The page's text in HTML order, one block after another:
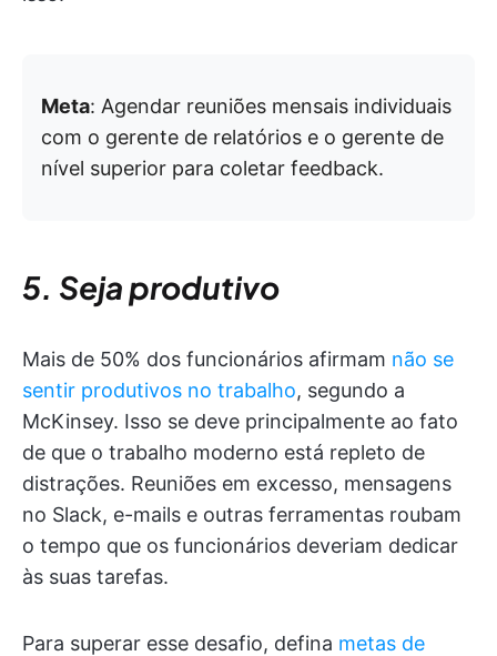
Meta: Agendar reuniões mensais individuais
com o gerente de relatórios e o gerente de
nível superior para coletar feedback.
5. Seja produtivo
Mais de 50% dos funcionários afirmam não se
sentir produtivos no trabalho, segundo a
McKinsey. Isso se deve principalmente ao fato
de que o trabalho moderno está repleto de
distrações. Reuniões em excesso, mensagens
no Slack, e-mails e outras ferramentas roubam
o tempo que os funcionários deveriam dedicar
às suas tarefas.
Para superar esse desafio, defina metas de